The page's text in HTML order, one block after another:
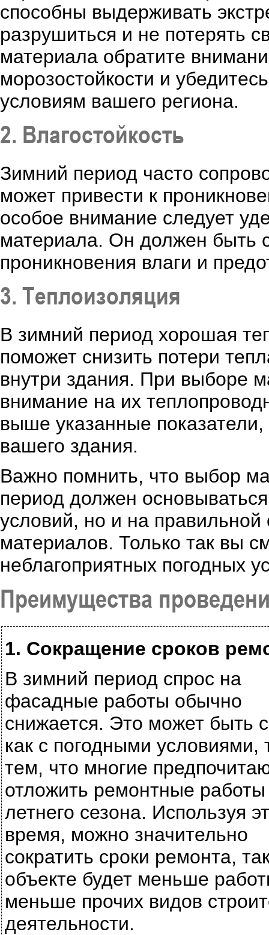
способны выдерживать
разрушиться и не потерять
материала обратите
морозостойкости и
условиям вашего региона.
2. Влагостойкость
Зимний период часто
может привести к
особое внимание следует
материала. Он должен быть
проникновения влаги и
3. Теплоизоляция
В зимний период хорошая
поможет снизить потери
внутри здания. При выборе
внимание на их
выше указанные
вашего здания.
Важно помнить, что выбор
период должен
условий, но и на правильной
материалов. Только так вы
неблагоприятных погодных
Преимущества
1. Сокращение сроков
В зимний период спрос на
фасадные работы обычно
снижается. Это может быть
как с погодными условиями,
тем, что многие
отложить ремонтные
летнего сезона. Используя
время, можно значительно
сократить сроки ремонта,
объекте будет меньше
меньше прочих видов
деятельности.